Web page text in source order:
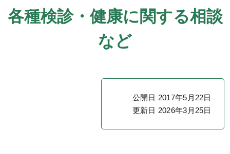
各種検診・健康に関する相談
など
公開日 2017年5月22日
更新日 2026年3月25日